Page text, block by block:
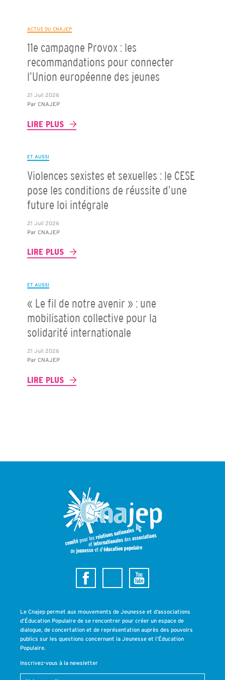
ACTUS DU CNAJEP
11e campagne Provox : les
recommandations pour connecter
l’Union européenne des jeunes
21 Juil 2026
Par CNAJEP
LIRE PLUS
ET AUSSI
Violences sexistes et sexuelles : le CESE
pose les conditions de réussite d’une
future loi intégrale
21 Juil 2026
Par CNAJEP
LIRE PLUS
ET AUSSI
« Le fil de notre avenir » : une
mobilisation collective pour la
solidarité internationale
21 Juil 2026
Par CNAJEP
LIRE PLUS
Le Cnajep permet aux mouvements de Jeunesse et d’associations
d’Éducation Populaire de se rencontrer pour créer un espace de
dialogue, de concertation et de représentation auprès des pouvoirs
publics sur les questions concernant la Jeunesse et l’Éducation
Populaire.
Inscrivez-vous à la newsletter